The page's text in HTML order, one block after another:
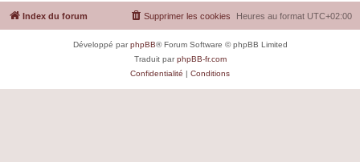
Index du forum Heures au format UTC+02:00
Supprimer les cookies
Développé parphpBB® Forum Software © phpBB Limited
Traduit parphpBB-fr.com
Confidentialité | Conditions